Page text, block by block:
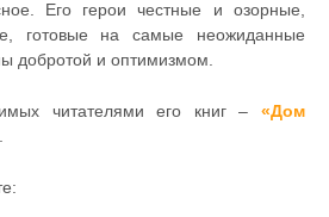
Его герои честные и озорные,
готовые на самые неожиданные
добротой и оптимизмом.
читателями его книг – «Дом